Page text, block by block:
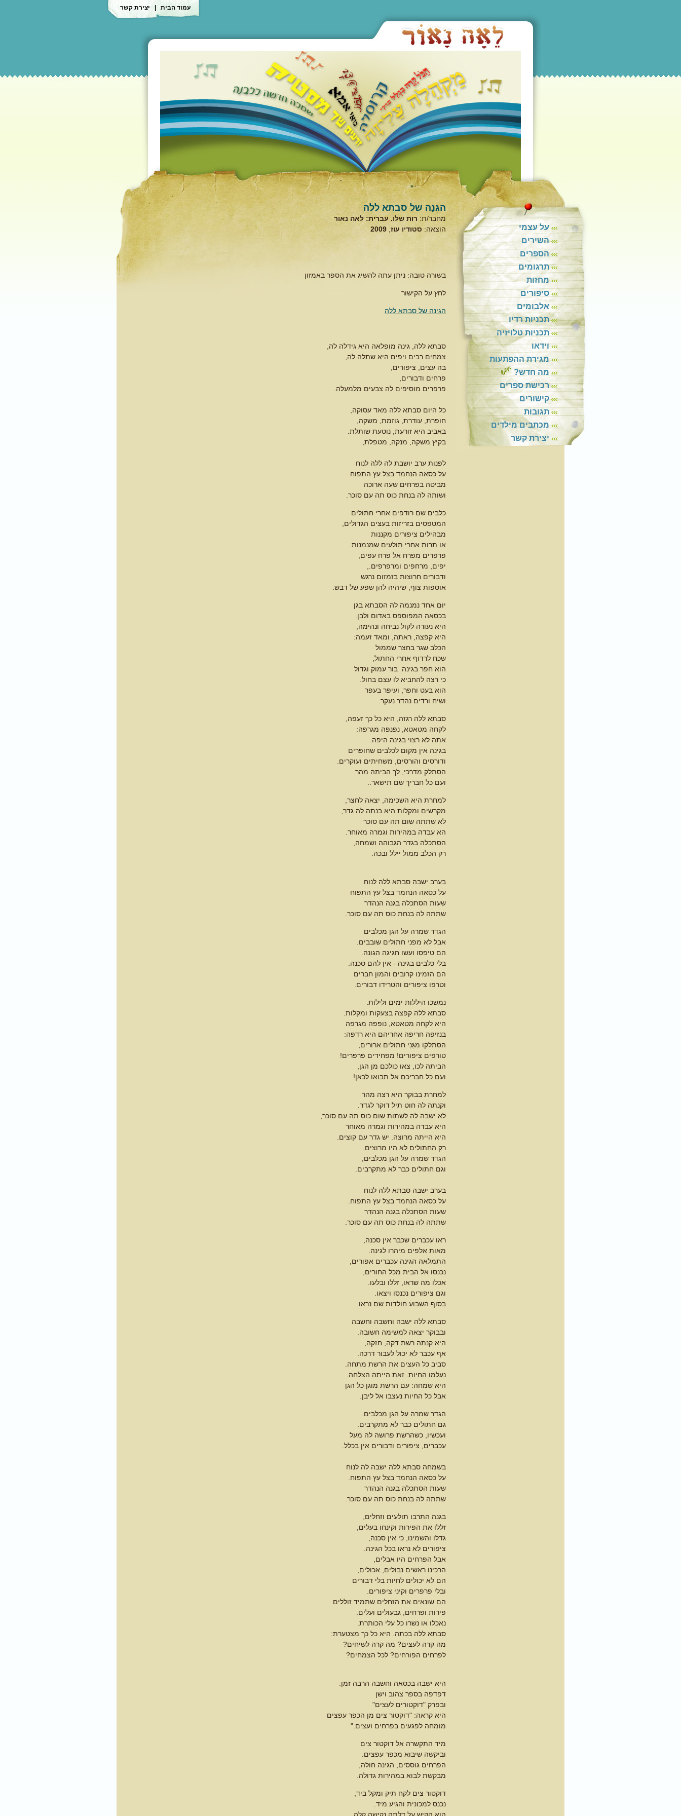
עמוד הבית יצירת קשר
על עצמי
השירים
הספרים
תרגומים
מחזות
סיפורים
אלבומים
תכניות רדיו
תכניות טלויזיה
וידאו
מגירת ההפתעות
מה חדש?
רכישת ספרים
קישורים
תגובות
מכתבים מילדים
יצירת קשר
הגִּנָה של סבתא ללה
מחבר/ת: רות שלו. עברית: לאה נאור
הוצאה: סטודיו עוז 2009
בשורה טובה: ניתן עתה להשיג את הספר באמזון
לחץ על הקישור
הגינה של סבתא ללה
סבתא ללה, גינה מופלאה היא גידלה לה,
צמחים רבים ויפים היא שתלה לה,
בה עצים, ציפורים,
פרחים ודבורים,
פרפרים מוסיפים לה צבעים מלמעלה.
כל היום סבתא ללה מאד עסוקה,
חופרת, עודרת, גוזמת, משקה,
באביב היא זורעת, נוטעת שותלת.
בקיץ משקה, מנקה, מטפלת,
לפנות ערב יושבת לה ללה לנוח
על כסאה הנחמד בצל עץ התפוח
מביטה בפרחים שעה ארוכה
ושותה לה בנחת כוס תה עם סוכר.
כלבים שם רודפים אחרי חתולים
המטפסים בזריזות בעצים הגדולים,
מבהילים ציפורים מקננות
או תרות אחרי תולעים שמנמנות.
פרפרים מפרח אל פרח עפים,
יפים, מרחפים ומרפרפים.,
ודבורים חרוצות בזמזום נרגש
אוספות צוף, שיהיה להן שפע של דבש.
יום אחד נמנמה לה הסבתא בגן
בכסאה המפוספס באדום ולבן.
היא נעורה לקול נביחה ונהימה,
היא קפצה, ראתה, ומאד זעמה:
הכלב שגר בחצר שממול
שכח לרדוף אחרי החתול,
הוא חפר בגינה בור עמוק וגדול
כי רצה להחביא לו עצם בחול.
הוא בעט וחפר, ועיפר בעפר
ושיח ורדים נהדר נעקר.
סבתא ללה רגזה, היא כל כך זעפה,
לקחה מטאטא, נפנפה מגרפה:
אתה לא רצוי בגינה היפה.
בגינה אין מקום לכלבים שחופרים
ודורסים והורסים, משחיתים ועוקרים.
הסתלק מדרכי, לך הביתה מהר
ועם כל חבריך שם תישאר..
למחרת היא השכימה, יצאה לחצר,
מקרשים ומקלות היא בנתה לה גדר,
לא שתתה שום תה עם סוכר
הא עבדה במהירות וגמרה מאוחר.
הסתכלה בגדר הגבוהה ושמחה,
רק הכלב ממול יילל ובכה.
בערב ישבה סבתא ללה לנוח
על כסאה הנחמד בצל עץ התפוח
שעות הסתכלה בגנה הנהדר
שתתה לה בנחת כוס תה עם סוכר.
הגדר שמרה על הגן מכלבים
אבל לא מפני חתולים שובבים.
הם טיפסו ועשו חגיגה הגונה.
בלי כלבים בגינה - אין להם סכנה.
הם הזמינו קרובים והמון חברים
וטרפו ציפורים והטרידו דבורים.
נמשכו היללות ימים ולילות.
סבתא ללה קפצה בצעקות ומקלות.
היא לקחה מטאטא, נופפה מגרפה
בנזיפה חריפה אחריהם היא רדפה:
הסתלקו מִגַּנִי חתולים ארורים,
טורפים ציפורים! מפחידים פרפרים!
הביתה לכו, צאו כולכם מן הגן,
ועם כל חבריכם אל תבואו לכאן!
למחרת בבוקר היא רצה מהר
וקנתה לה חוט תיל דוקר לגדר.
לא ישבה לה לשתות שום כוס תה עם סוכר,
היא עבדה במהירות וגמרה מאוחר
היא הייתה מרוצה. יש גדר עם קוצים.
רק החתולים לא היו מרוצים.
הגדר שמרה על הגן מכלבים,
וגם חתולים כבר לא מתקרבים.
בערב ישבה סבתא ללה לנוח
על כסאה הנחמד בצל עץ התפוח.
שעות הסתכלה בגנה הנהדר
שתתה לה בנחת כוס תה עם סוכר.
ראו עכברים שכבר אין סכנה,
מאות אלפים מיהרו לגינה.
התמלאה הגינה עכברים אפורים,
נכנסו אל הבית מכל החורים,
אכלו מה שראו, זללו ובלעו.
וגם ציפורים נכנסו ויצאו.
בסוף השבוע חולדות שם נראו.
סבתא ללה ישבה וחשבה וחשבה
ובבוקר יצאה למשימה חשובה.
היא קנתה רשת דקה, חזקה,
אף עכבר לא יכול לעבור דרכה.
סביב כל העצים את הרשת מתחה.
נעלמו החיות. זאת הייתה הצלחה.
היא שמחה: עם הרשת מוגן כל הגן
אבל כל החיות נעצבו אל ליבן.
הגדר שמרה על הגן מכלבים.
גם חתולים כבר לא מתקרבים.
ועכשיו, כשהרשת פרושה לה מעל
עכברים, ציפורים ודבורים אין בכלל.
בשמחה סבתא ללה ישבה לה לנוח
על כסאה הנחמד בצל עץ התפוח.
שעות הסתכלה בגנה הנהדר
שתתה לה בנחת כוס תה עם סוכר.
בגנה התרבו תולעים וזחלים,
זללו את הפירות וקינחו בעלים,
גדלו והשמינו, כי אין סכנה,
ציפורים לא נראו בכל הגינה.
אבל הפרחים היו אבלים,
הרכינו ראשים נבולים, אכולים,
הם לא יכולים לחיות בלי דבורים
ובלי פרפרים וקיני ציפורים.
הם שונאים את הזחלים שתמיד זוללים
פירות ופרחים, גבעולים ועלים.
נאכלו או נשרו כל עלי הכותרת.
סבתא ללה בכתה. היא כל כך מצטערת:
מה קרה לעצים? מה קרה לשיחים?
לפרחים הפורחים? לכל הצמחים?
היא ישבה בכסאה וחשבה הרבה זמן.
דפדפה בספר צהוב וישן
ובפרק "דוקטורים לעצים"
היא קראה: "דוקטור צים מן הכפר עפצים
מומחה לפגעים בפרחים ועצים."
מיד התקשרה אל דוקטור צים
וביקשה שיבוא מכפר עפצים.
הפרחים גוססים, הגינה חולה,
מבקשת לבוא במהירות גדולה.
דוקטור צים לקח תיק ומקל ביד,
נכנס למכונית והגיע מיד.